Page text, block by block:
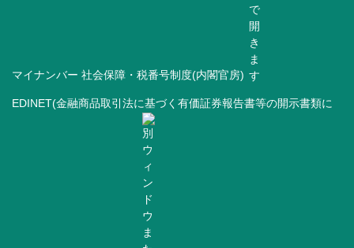
マイナンバー 社会保障・税番号制度(内閣官房)
EDINET(金融商品取引法に基づく有価証券報告書等の開示書類に